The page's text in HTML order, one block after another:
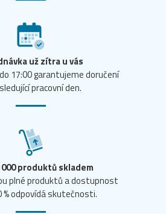
už zítra u vás
17:00 garantujeme doručení
pracovní den.
000 produktů skladem
plné produktů a dostupnost
% odpovídá skutečnosti.